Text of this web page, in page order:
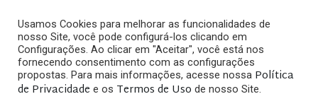
Usamos Cookies para melhorar as funcionalidades de
nosso Site, você pode configurá-los clicando em
Configurações. Ao clicar em "Aceitar", você está nos
fornecendo consentimento com as configurações
propostas. Para mais informações, acesse nossa Política
de Privacidade e os Termos de Uso de nosso Site.